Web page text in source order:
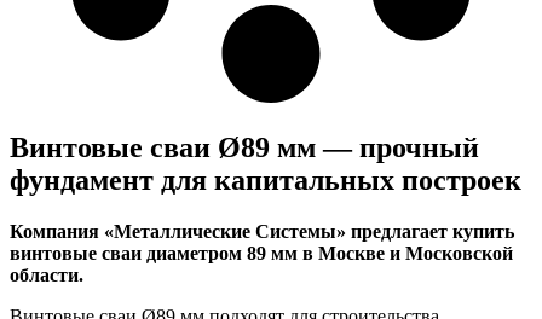
Винтовые сваи Ø89 мм — прочный
фундамент для капитальных построек
Компания «Металлические Cистемы» предлагает купить
винтовые сваи диаметром 89 мм в Москве и Московской
области.